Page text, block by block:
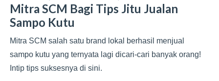
Mitra SCM Bagi Tips Jitu Jualan
Sampo Kutu
Mitra SCM salah satu brand lokal berhasil menjual
sampo kutu yang ternyata lagi dicari-cari banyak orang!
Intip tips suksesnya di sini.